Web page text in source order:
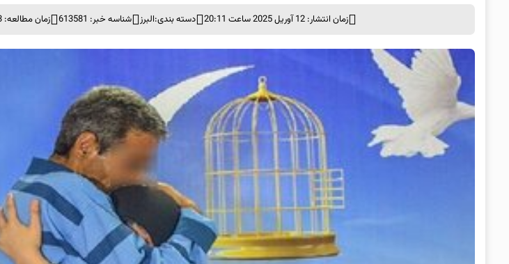
زمان انتشار: 12 آوریل 2025 ساعت 20:11 دسته بندی:البرز شناسه خبر: 613581 زمان مطالعه: 3 دقیقه